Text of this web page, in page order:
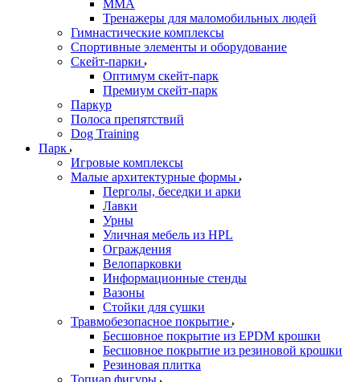
ММА
Тренажеры для маломобильных людей
Гимнастические комплексы
Спортивные элементы и оборудование
Скейт-парки
Оптимум скейт-парк
Премиум скейт-парк
Паркур
Полоса препятствий
Dog Training
Парк
Игровые комплексы
Малые архитектурные формы
Перголы, беседки и арки
Лавки
Урны
Уличная мебель из HPL
Ограждения
Велопарковки
Информационные стенды
Вазоны
Стойки для сушки
Травмобезопасное покрытие
Бесшовное покрытие из EPDM крошки
Бесшовное покрытие из резиновой крошки
Резиновая плитка
Топиар фигуры